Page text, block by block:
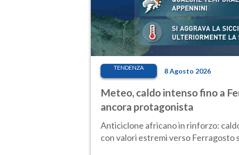
TENDENZA 8 Agosto 2026
Meteo, caldo intenso fino a
ancora protagonista
Anticiclone africano in rinforzo:
con valori estremi verso Ferragosto